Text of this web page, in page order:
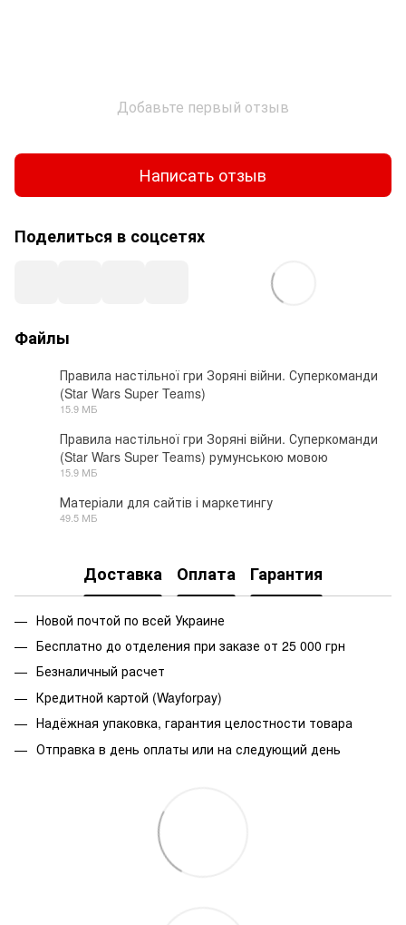
Добавьте первый отзыв
Написать отзыв
Поделиться в соцсетях
Файлы
Правила настільної гри Зоряні війни. Суперкоманди
(Star Wars Super Teams)
15.9 МБ
Правила настільної гри Зоряні війни. Суперкоманди
(Star Wars Super Teams) румунською мовою
15.9 МБ
Матеріали для сайтів і маркетингу
49.5 МБ
Доставка Оплата Гарантия
Новой почтой по всей Украине
Бесплатно до отделения при заказе от 25 000 грн
Безналичный расчет
Кредитной картой (Wayforpay)
Надёжная упаковка, гарантия целостности товара
Отправка в день оплаты или на следующий день